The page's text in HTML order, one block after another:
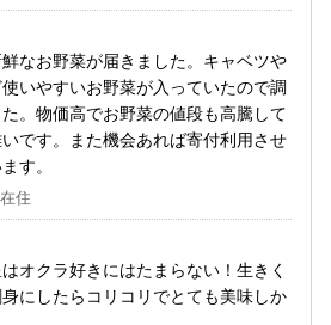
なお野菜が届きました。キャベツや
いやすいお野菜が入っていたので調
。物価高でお野菜の値段も高騰して
です。また機会あれば寄付利用させ
す。
住
オクラ好きにはたまらない！生きく
にしたらコリコリでとても美味しか